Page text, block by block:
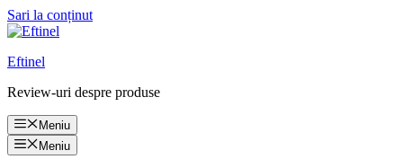
Sari la conținut
Eftinel
Review-uri despre produse
Meniu
Meniu